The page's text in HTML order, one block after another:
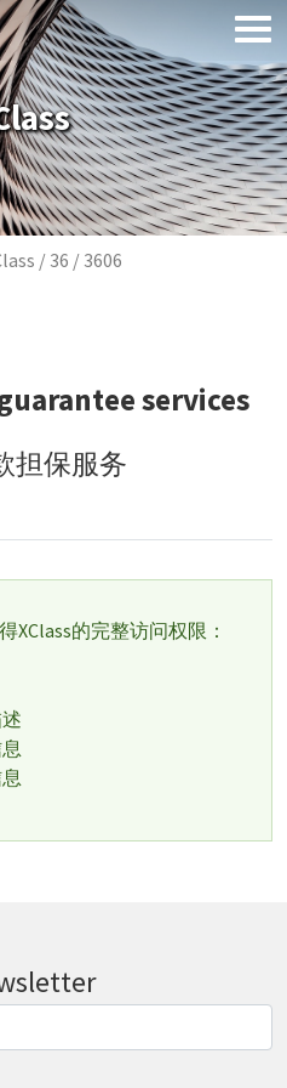
Breadcrumb
36 3606
services
担保服务
XClass的完整访问权限：